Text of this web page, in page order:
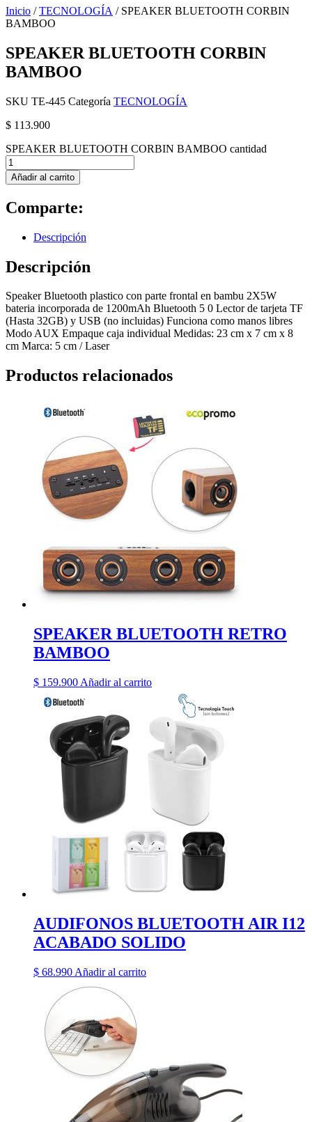
Inicio /TECNOLOGÍA / SPEAKER BLUETOOTH CORBIN
BAMBOO
SPEAKER BLUETOOTH CORBIN
BAMBOO
SKU TE-445 Categoría TECNOLOGÍA
$ 113.900
SPEAKER BLUETOOTH CORBIN BAMBOO cantidad
Añadir al carrito
Comparte:
Descripción
Descripción
Speaker Bluetooth plastico con parte frontal en bambu 2X5W
bateria incorporada de 1200mAh Bluetooth 5 0 Lector de tarjeta TF
(Hasta 32GB) y USB (no incluidas) Funciona como manos libres
Modo AUX Empaque caja individual Medidas: 23 cm x 7 cm x 8
cm Marca: 5 cm / Laser
Productos relacionados
SPEAKER BLUETOOTH RETRO
BAMBOO
$ 159.900 Añadir al carrito
AUDIFONOS BLUETOOTH AIR I12
ACABADO SOLIDO
$ 68.990 Añadir al carrito